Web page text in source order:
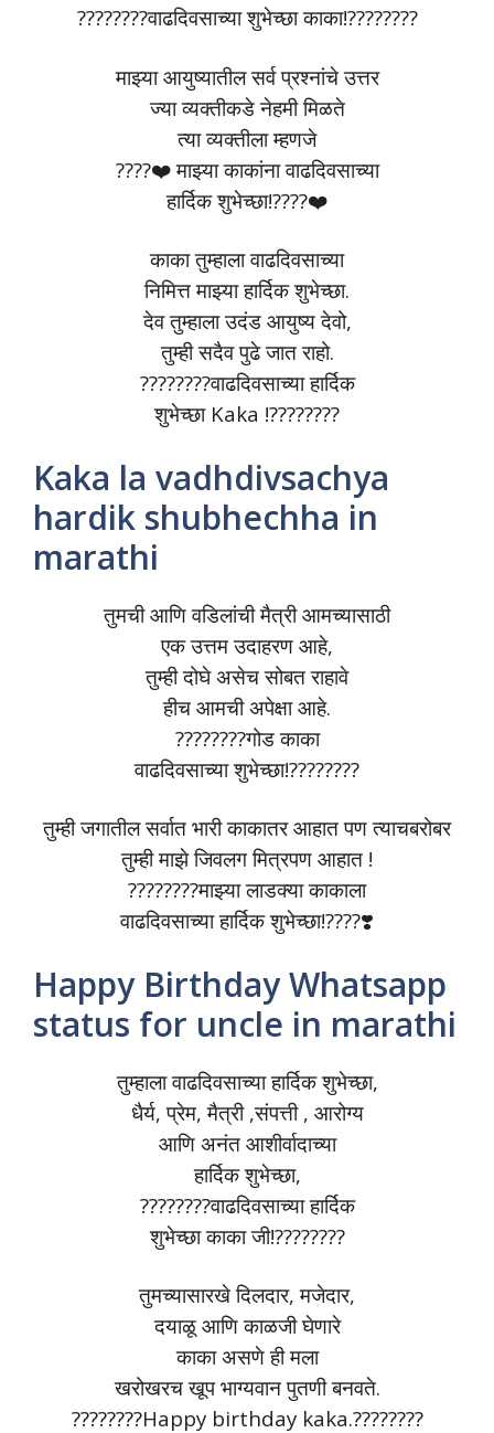
????????वाढदिवसाच्या शुभेच्छा काका!????????
माझ्या आयुष्यातील सर्व प्रश्नांचे उत्तर
ज्या व्यक्तीकडे नेहमी मिळते
त्या व्यक्तीला म्हणजे
????❤️ माझ्या काकांना वाढदिवसाच्या
हार्दिक शुभेच्छा!????❤️
काका तुम्हाला वाढदिवसाच्या
निमित्त माझ्या हार्दिक शुभेच्छा.
देव तुम्हाला उदंड आयुष्य देवो,
तुम्ही सदैव पुढे जात राहो.
????????वाढदिवसाच्या हार्दिक
शुभेच्छा Kaka !????????
Kaka la vadhdivsachya
hardik shubhechha in
marathi
तुमची आणि वडिलांची मैत्री आमच्यासाठी
एक उत्तम उदाहरण आहे,
तुम्ही दोघे असेच सोबत राहावे
हीच आमची अपेक्षा आहे.
????????गोड काका
वाढदिवसाच्या शुभेच्छा!????????
तुम्ही जगातील सर्वात भारी काकातर आहात पण त्याचबरोबर
तुम्ही माझे जिवलग मित्रपण आहात !
????????माझ्या लाडक्या काकाला
वाढदिवसाच्या हार्दिक शुभेच्छा!????❣️
Happy Birthday Whatsapp
status for uncle in marathi
तुम्हाला वाढदिवसाच्या हार्दिक शुभेच्छा,
धैर्य, प्रेम, मैत्री ,संपत्ती , आरोग्य
आणि अनंत आशीर्वादाच्या
हार्दिक शुभेच्छा,
????????वाढदिवसाच्या हार्दिक
शुभेच्छा काका जी!????????
तुमच्यासारखे दिलदार, मजेदार,
दयाळू आणि काळजी घेणारे
काका असणे ही मला
खरोखरच खूप भाग्यवान पुतणी बनवते.
????????Happy birthday kaka.????????